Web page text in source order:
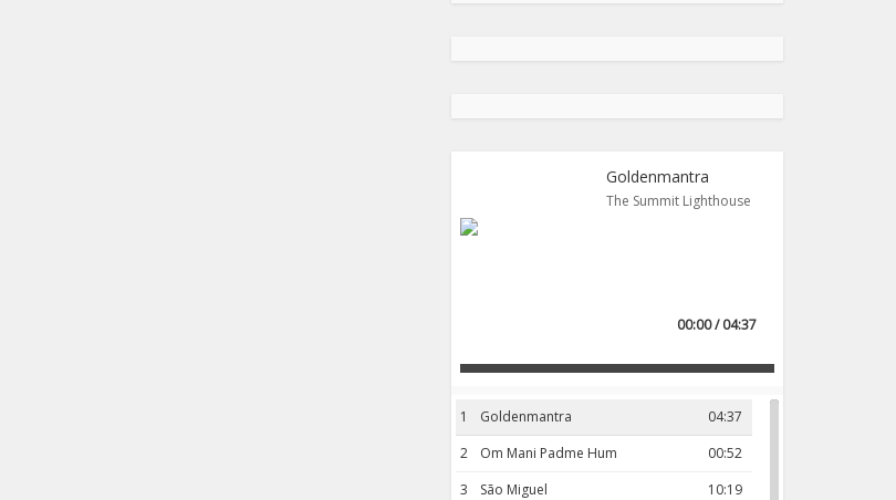
Goldenmantra
The Summit Lighthouse
00:00 / 04:37
1 04:37
Goldenmantra
2
00:52
Om Mani Padme Hum
3
10:19
São Miguel